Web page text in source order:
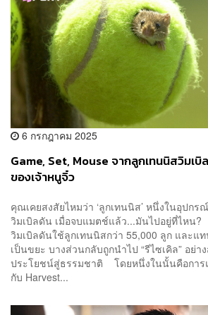
6 กรกฎาคม 2025
Game, Set, Mouse จากลูกเทนนิสวิมเ
ของเจ้าหนูจิ๋ว
คุณเคยสงสัยไหมว่า ‘ลูกเทนนิส’ หนึ่งในอุปก
วิมเบิลดัน เมื่อจบแมตช์แล้ว...มันไปอยู่ที่ไหน
วิมเบิลดันใช้ลูกเทนนิสกว่า 55,000 ลูก และแ
เป็นขยะ บางส่วนกลับถูกนำไป “รีไซเคิล” อย่า
ประโยชน์สู่ธรรมชาติ โดยหนึ่งในนั้นคือการ
กับ Harvest...